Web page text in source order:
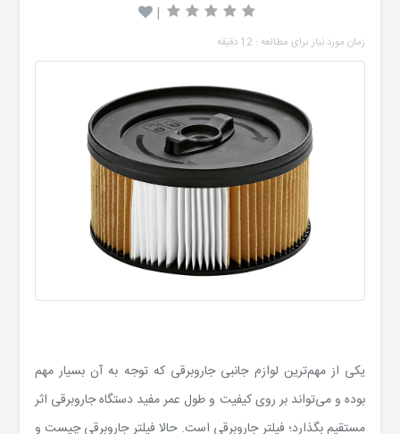
|
زمان مورد نیاز برای مطالعه : 12 دقیقه
یکی از مهم‌ترین لوازم جانبی جاروبرقی که توجه به آن بسیار مهم
بوده و می‌تواند بر روی کیفیت و طول عمر مفید دستگاه جاروبرقی اثر
مستقیم بگذارد؛ فیلتر جاروبرقی است. حالا فیلتر جاروبرقی چیست و